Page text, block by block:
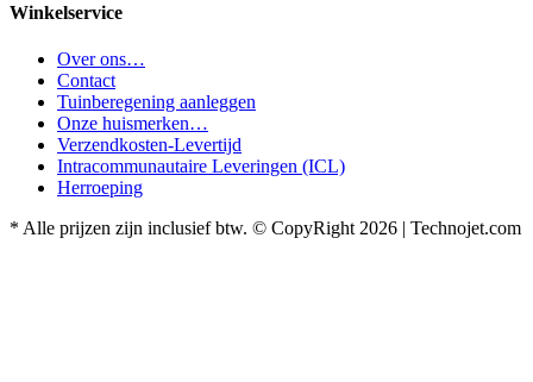
Winkelservice
Over ons…
Contact
Tuinberegening aanleggen
Onze huismerken…
Verzendkosten-Levertijd
Intracommunautaire Leveringen (ICL)
Herroeping
* Alle prijzen zijn inclusief btw. © CopyRight 2026 | Technojet.com